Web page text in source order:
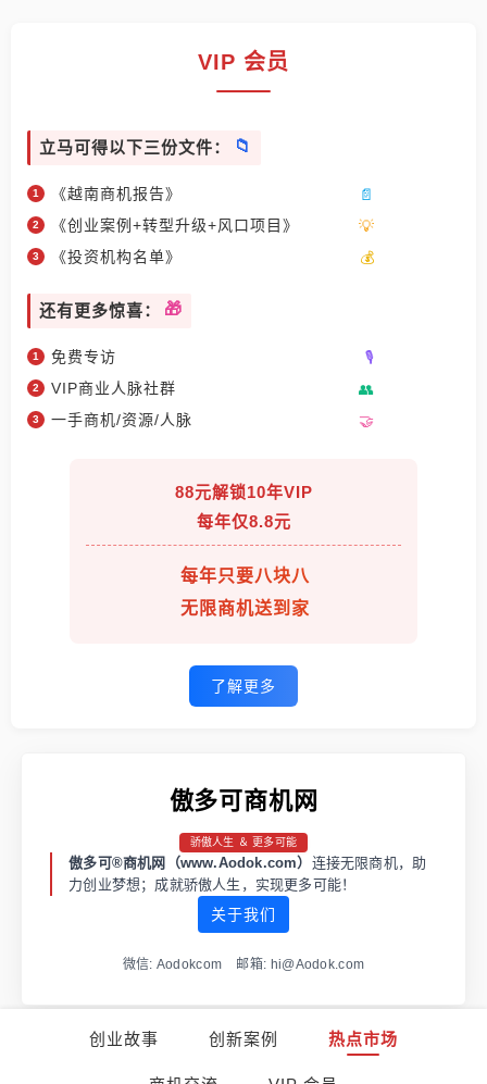
创业故事 创新案例 热点市场
VIP 会员
立马可得以下三份文件：
《越南商机报告》
《创业案例+转型升级+风口项目》
《投资机构名单》
还有更多惊喜：
免费专访
VIP商业人脉社群
一手商机/资源/人脉
88元解锁10年VIP
每年仅8.8元
每年只要八块八
无限商机送到家
了解更多
傲多可商机网
骄傲人生 ＆ 更多可能
傲多可®商机网（www.Aodok.com） 连接无限商机，助
力创业梦想；成就骄傲人生，实现更多可能！
关于我们
微信: Aodokcom 邮箱: hi@Aodok.com
渝ICP备2021001973号-1